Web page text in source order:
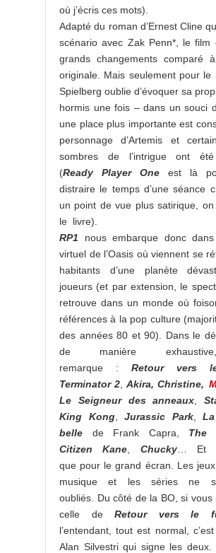
où j’écris ces mots).
Adapté du roman d’Ernest Cline
scénario avec Zak Penn*, le film
grands changements comparé à
originale. Mais seulement pour le
Spielberg oublie d’évoquer sa
hormis une fois – dans un souci
une place plus importante est
personnage d’Artemis et
sombres de l’intrigue ont
(Ready Player One
est là
distraire le temps d’une séance
un point de vue plus satirique, on
le livre).
RP1 nous embarque donc dans
virtuel de l’Oasis où viennent se
habitants d’une planète
joueurs (et par extension, le
retrouve dans un monde où
références à la pop culture
des années 80 et 90). Dans le
de manière
remarque : Retour vers
Terminator 2 Akira, Christine,
Le Seigneur des anneaux ,
King Kong, Jurassic Park,
belle de Frank Capra, The
Citizen Kane
Chucky… Et
que pour le grand écran. Les
musique et les séries ne
oubliés. Du côté de la BO, si vous
celle de Retour vers le
l’entendant, tout est normal,
Alan Silvestri qui signe les deux.